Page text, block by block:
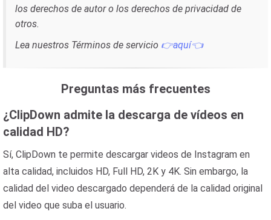
los derechos de autor o los derechos de privacidad de
otros.
Lea nuestros Términos de servicio 👉aquí👈
Preguntas más frecuentes
¿ClipDown admite la descarga de vídeos en
calidad HD?
Sí, ClipDown te permite descargar videos de Instagram en
alta calidad, incluidos HD, Full HD, 2K y 4K. Sin embargo, la
calidad del video descargado dependerá de la calidad original
del video que suba el usuario.